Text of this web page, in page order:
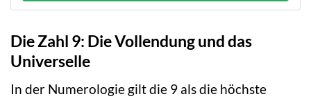
Die Zahl 9: Die Vollendung und das
Universelle
In der Numerologie gilt die 9 als die höchste